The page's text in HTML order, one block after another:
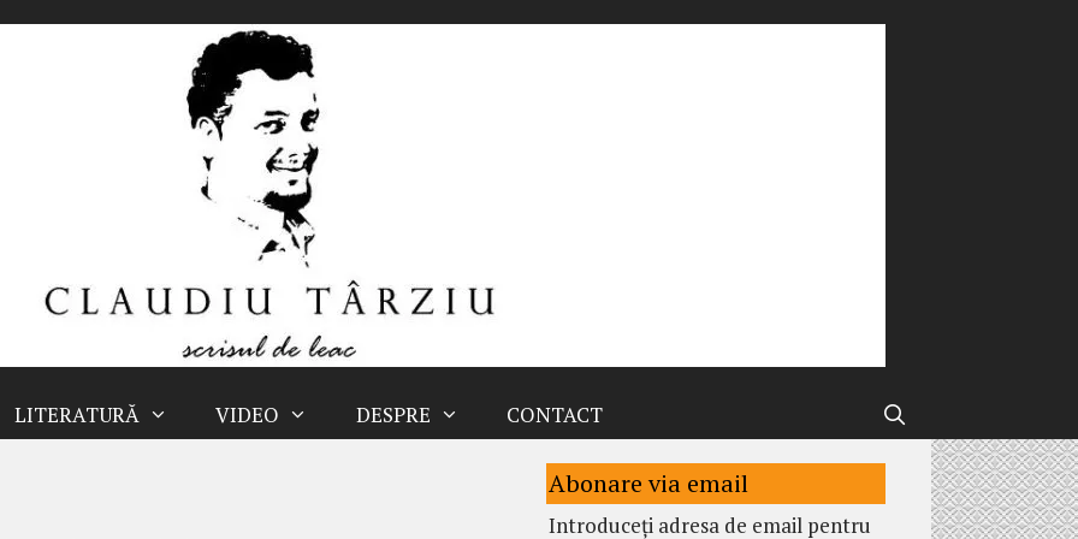
LITERATURĂ VIDEO DESPRE CONTACT
Abonare via email
Introduceți adresa de email pentru